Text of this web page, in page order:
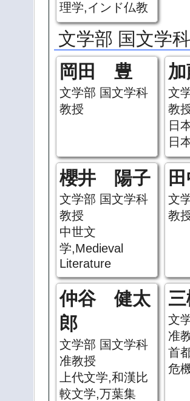
理学,インド仏教
文学部 国文学科
岡田 豊
文学部 国文学科
教授
文
教
日
日
櫻井 陽子
文学部 国文学科
教授
中世文
学,Medieval
Literature
文
教
仲谷 健太
郎
文学部 国文学科
准教授
上代文学,和漢比
較文学,万葉集
文
准
首
危